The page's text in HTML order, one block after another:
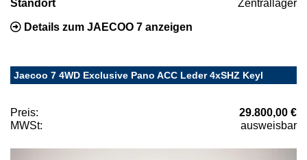
Standort Zentrallager
Details zum JAECOO 7 anzeigen
Jaecoo 7 4WD Exclusive Pano ACC Leder 4xSHZ Keyl
Preis:
29.800,00 €
MWSt:
ausweisbar